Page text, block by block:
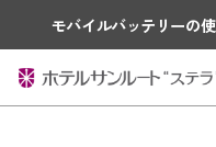
モバイルバッテリーの